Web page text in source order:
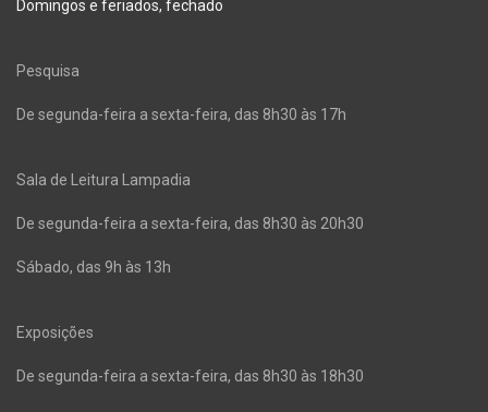
Domingos e feriados, fechado
Pesquisa
De segunda-feira a sexta-feira, das 8h30 às 17h
Sala de Leitura Lampadia
De segunda-feira a sexta-feira, das 8h30 às 20h30
Sábado, das 9h às 13h
Exposições
De segunda-feira a sexta-feira, das 8h30 às 18h30